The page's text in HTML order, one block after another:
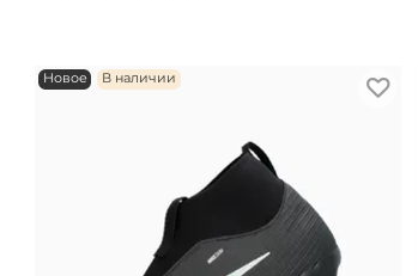
Новое В наличии